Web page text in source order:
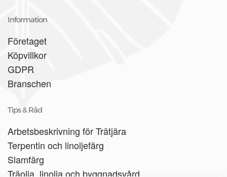
Information
Företaget
Köpvillkor
GDPR
Branschen
Tips & Råd
Arbetsbeskrivning för Trätjära
Terpentin och linoljefärg
Slamfärg
Träolja, linolja och byggnadsvård